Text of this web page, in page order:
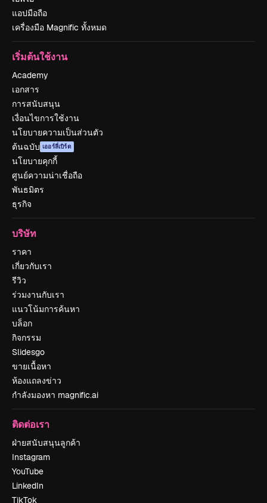
แอปมือถือ
เครื่องมือ Magnific ทั้งหมด
เริ่มต้นใช้งาน
Academy
เอกสาร
การสนับสนุน
เงื่อนไขการใช้งาน
นโยบายความเป็นส่วนตัว
ต้นฉบับ เออร์ลี่เบิร์ด
นโยบายคุกกี้
ศูนย์ความน่าเชื่อถือ
พันธมิตร
ธุรกิจ
บริษัท
ราคา
เกี่ยวกับเรา
รีวิว
ร่วมงานกับเรา
แนวโน้มการค้นหา
บล็อก
กิจกรรม
Slidesgo
ขายเนื้อหา
ห้องแถลงข่าว
กำลังมองหา magnific.ai
ติดต่อเรา
ฝ่ายสนับสนุนลูกค้า
Instagram
YouTube
LinkedIn
TikTok